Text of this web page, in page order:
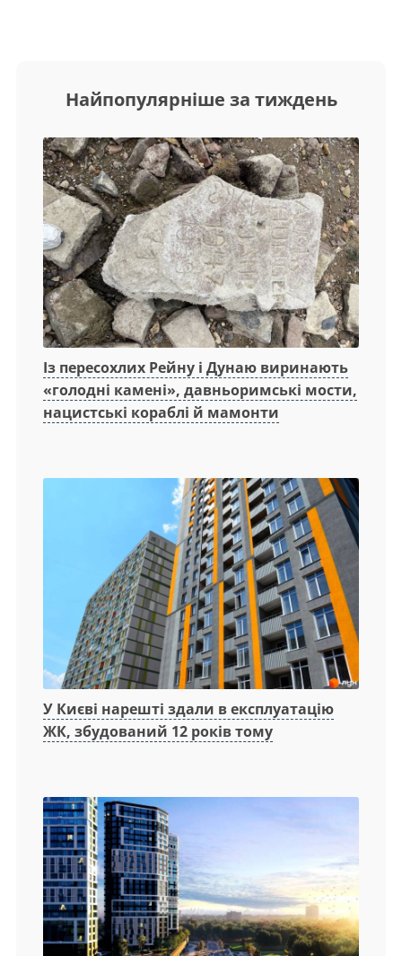
Найпопулярніше за тиждень
Із пересохлих Рейну і Дунаю виринають
«голодні камені», давньоримські мости,
нацистські кораблі й мамонти
У Києві нарешті здали в експлуатацію
ЖК, збудований 12 років тому